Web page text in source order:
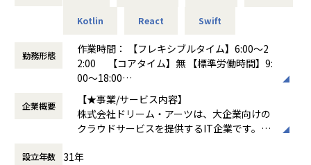
弊社は「協創する喜びにあふれる人と組織と社会の発展に貢
「対話」を重視した独創的かつ高品質なソリューションとサ
ービスを提供しています。DXを求められる大企業はIT人材不
足を大きな課題として抱えています。私たちはIT人材の不足
をビジネス系人材の活用によって補うことで、大企業の業務
のデジタル化推進を支援しています。弊社は、上場を果たし
たこともあり、さらなる成長を目指していく拡大フェーズに
ありますので、SaaS企業のエンジニアとしてご活躍いただけ
る方を探しています。
Kotlin React Swift
勤務形態
作業時間： 【フレキシブルタイム】6:00～2
2:00 【コアタイム】無 【標準労働時間】9:
00～18:00
働き方：
フルフレックス制
時間外労働の有無： 有（月平均20時間）
休憩時間： 60分
企業概要
【★事業/サービス内容】
株式会社ドリーム・アーツは、大企業向けの
クラウドサービスを提供するIT企業です。主
「SmartDB®」、多店舗ビジネスを支援する
設立年数 31年